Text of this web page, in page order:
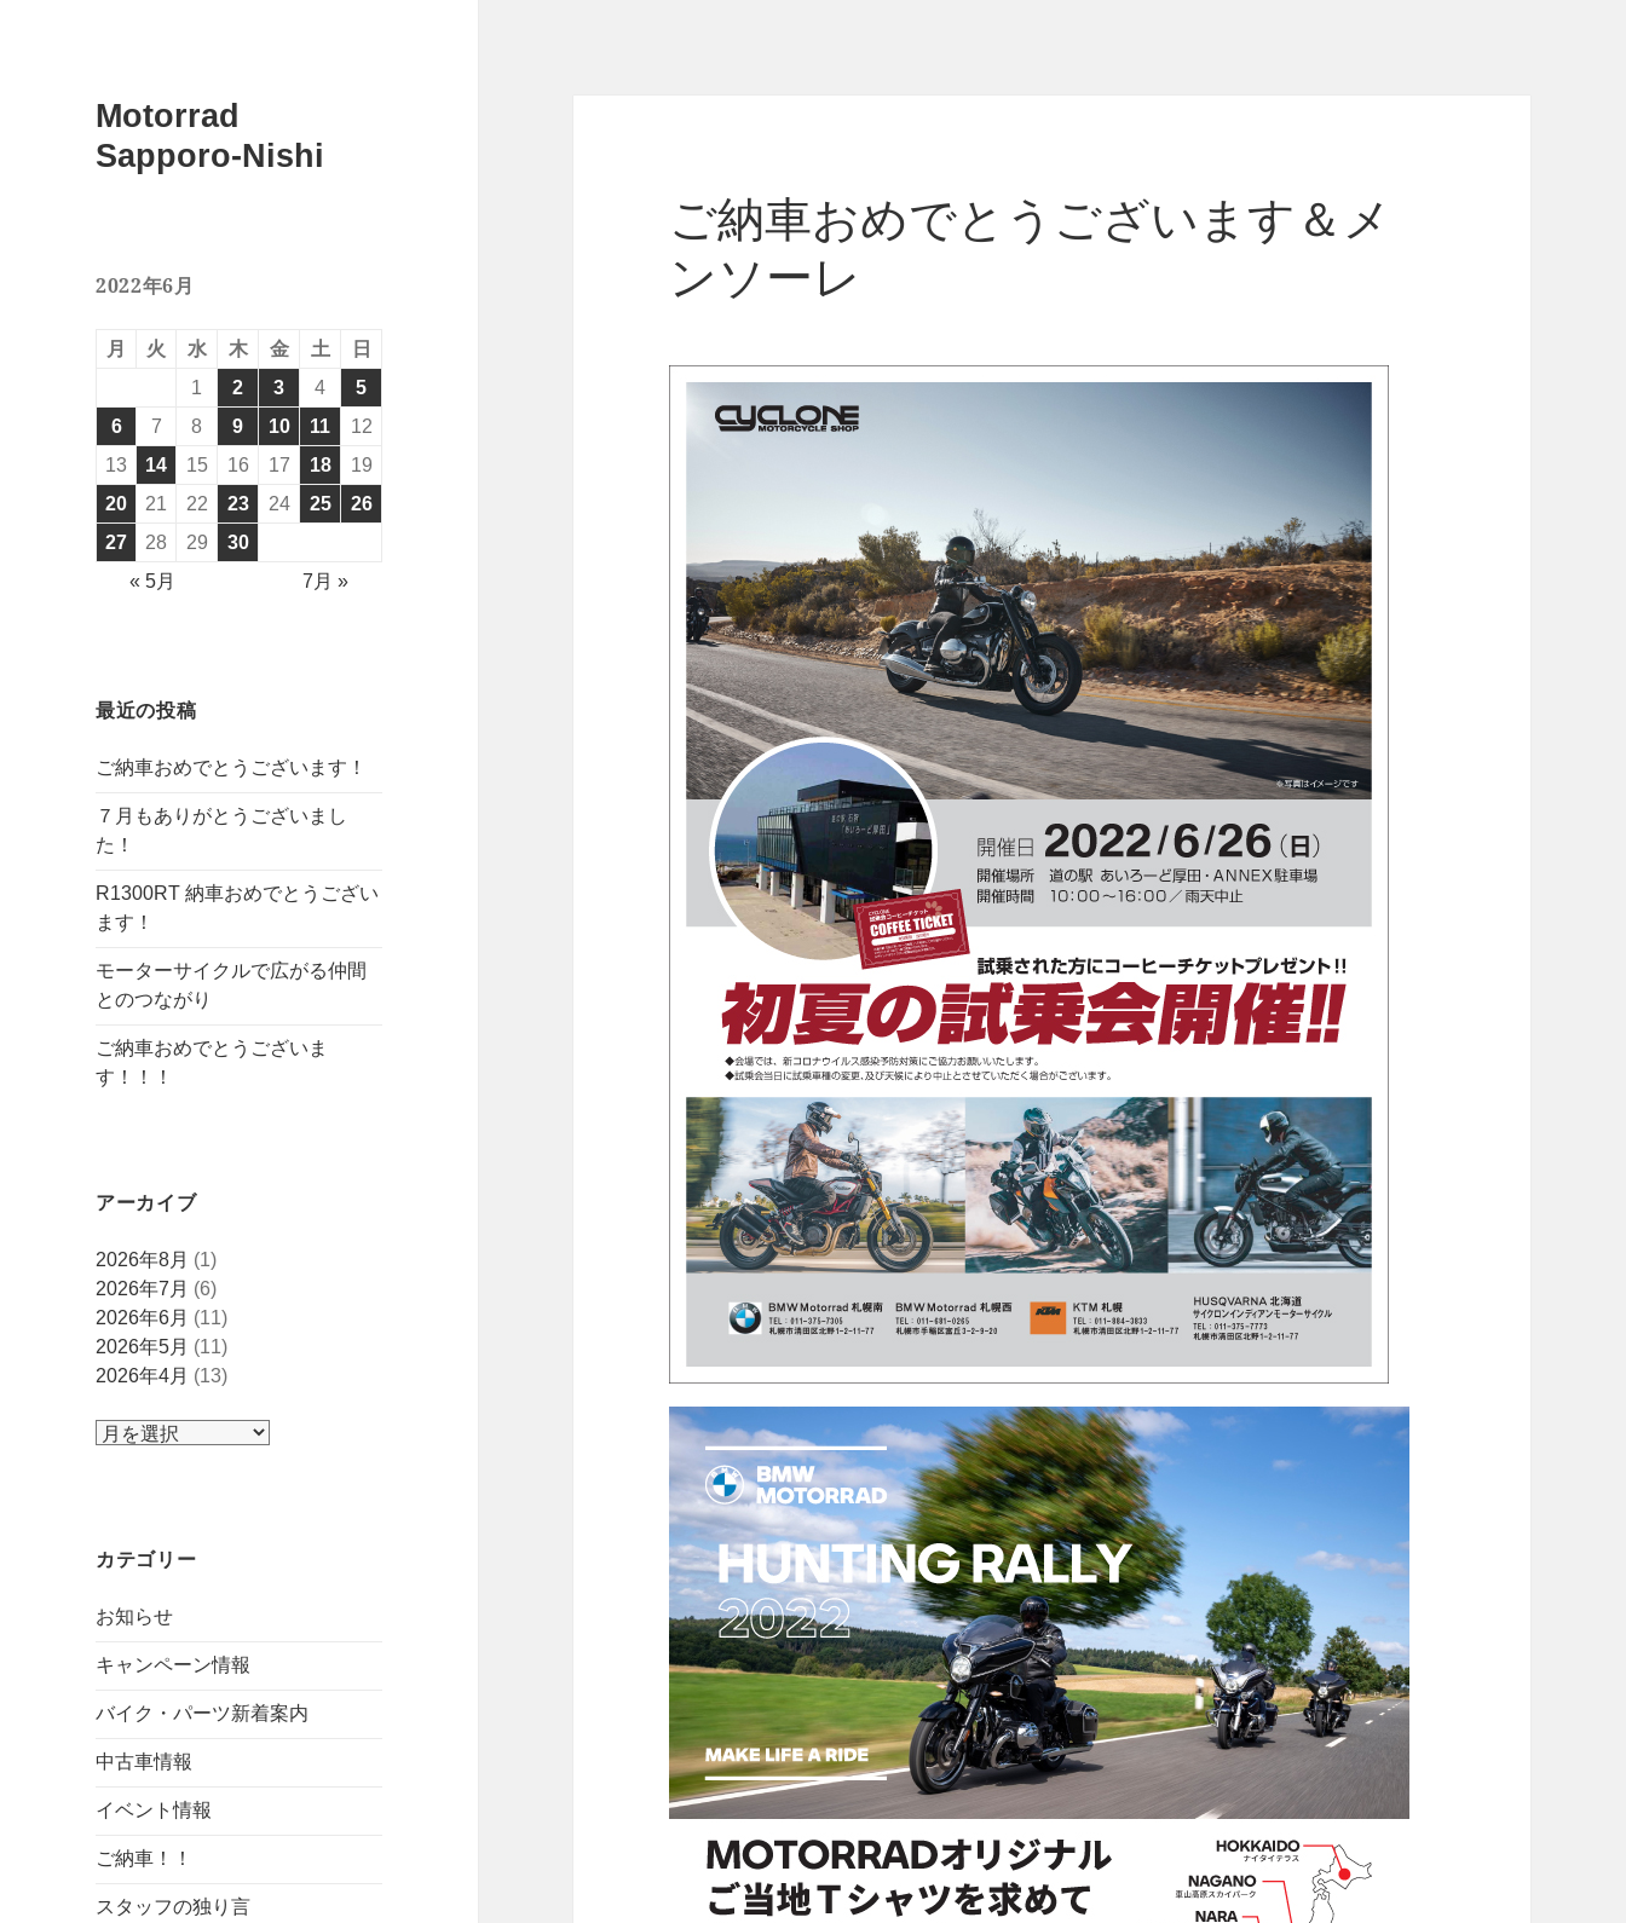
Motorrad
Sapporo-Nishi
2022年6月
月 火 水 木 金 土
日
1
2 3 4
5
6
7 8 9 10 11
12
13
14 15 16 17 18
19
20
21 22 23 24 25
26
27
28 29
30
« 5月
7月 »
最近の投稿
ご納車おめでとうございます！
７月もありがとうございまし
た！
R1300RT 納車おめでとうござい
ます！
モーターサイクルで広がる仲間
とのつながり
ご納車おめでとうございま
す！！！
アーカイブ
ア
ー
カ
イ
ブ
2026年8月 (1)
2026年7月 (6)
2026年6月 (11)
2026年5月 (11)
2026年4月 (13)
カテゴリー
お知らせ
キャンペーン情報
バイク・パーツ新着案内
中古車情報
イベント情報
ご納車！！
スタッフの独り言
ご納車おめでとうございます＆メ
ンソーレ